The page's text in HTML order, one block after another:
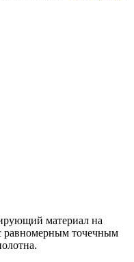
материал на
равномерным точечным